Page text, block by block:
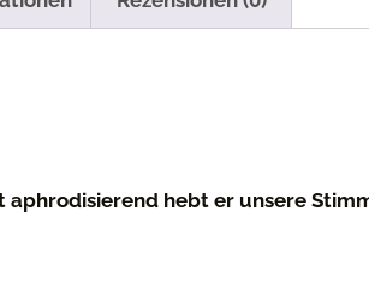
hebt er unsere